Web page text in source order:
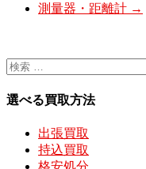
測量器・距離計 →
選べる買取方法
出張買取
持込買取
格安処分